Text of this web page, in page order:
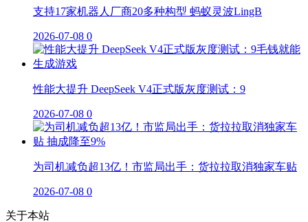
支持17家机器人厂商20多种构型 蚂蚁灵波LingB
2026-07-08 0
性能大提升 DeepSeek V4正式版灰度测试：9
2026-07-08 0
为司机减负超13亿！市监局出手：货拉拉取消独家车贴
2026-07-08 0
关于本站